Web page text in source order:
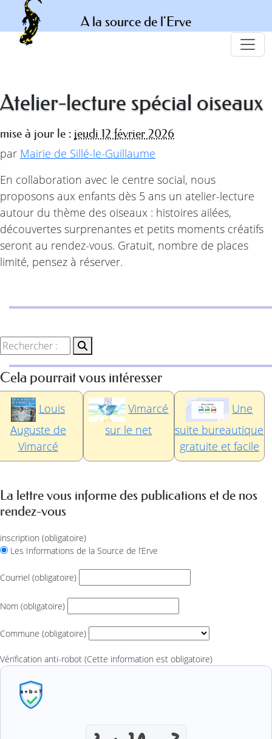
A la source de l'Erve
Atelier-lecture spécial oiseaux
mise à jour le : jeudi 12 février 2026
par Mairie de Sillé-le-Guillaume
En collaboration avec le centre social, nous
proposons aux enfants dès 5 ans un atelier-lecture
autour du thème des oiseaux : histoires ailées,
découvertes surprenantes et petits moments créatifs
seront au rendez-vous. Gratuit, nombre de places
limité, pensez à réserver.
Cela pourrait vous intéresser
Louis
Auguste de
Vimarcé
Vimarcé
sur le net
Une
suite bureautique
gratuite et facile
La lettre vous informe des publications et de nos
rendez-vous
inscription (obligatoire)
Les Informations de la Source de l’Erve
Courriel (obligatoire)
Nom (obligatoire)
Commune (obligatoire)
Vérification anti-robot (Cette information est obligatoire)